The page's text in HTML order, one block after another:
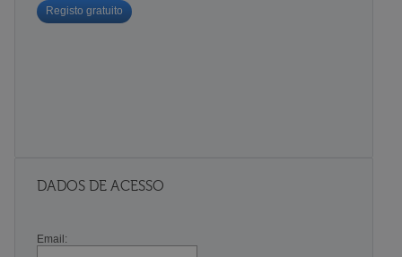
Registo gratuito
DADOS DE ACESSO
Email: